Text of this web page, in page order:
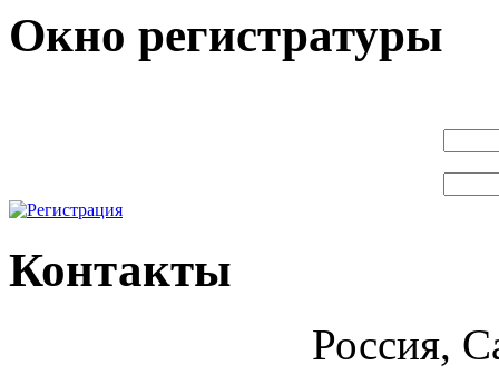
Окно регистратуры
Контакты
Россия,